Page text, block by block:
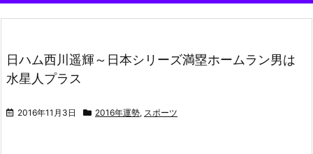
日ハム西川遥輝～日本シリーズ満塁ホームラン男は
水星人プラス
2016年11月3日 2016年運勢, スポーツ